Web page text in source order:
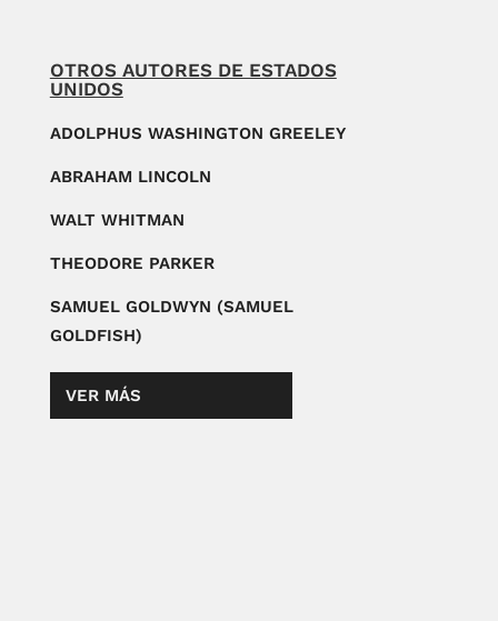
OTROS AUTORES DE ESTADOS
UNIDOS
ADOLPHUS WASHINGTON GREELEY
ABRAHAM LINCOLN
WALT WHITMAN
THEODORE PARKER
SAMUEL GOLDWYN (SAMUEL
GOLDFISH)
VER MÁS